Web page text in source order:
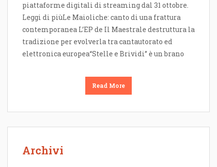
piattaforme digitali di streaming dal 31 ottobre.
Leggi di piùLe Maioliche: canto di una frattura
contemporanea L’EP de Il Maestrale destruttura la
tradizione per evolverla tra cantautorato ed
elettronica europea“Stelle e Brividi” è un brano
Read More
Archivi